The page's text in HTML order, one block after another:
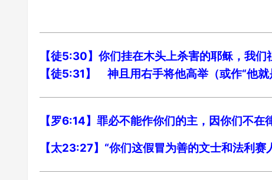
【徒5:30】你们挂在木头上杀害的耶稣，我
【徒5:31】 神且用右手将他高举（或作“他
【罗6:14】罪必不能作你们的主，因你们不在
【太23:27】“你们这假冒为善的文士和法利